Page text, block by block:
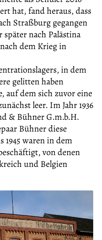
hat, fand heraus, dass
Straßburg gegangen
später nach Palästina
dem Krieg in
in dem
gelitten haben
auf dem sich zuvor eine
leer. Im Jahr 1936
& Bühner G.m.b.H.
Bühner diese
1945 waren in dem
von denen
und Belgien